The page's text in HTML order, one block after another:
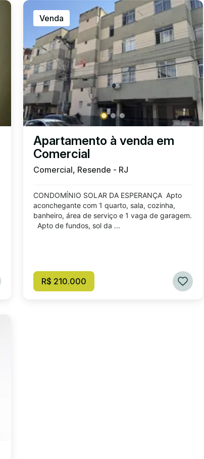
Venda
Apartamento à venda em
Comercial
Comercial, Resende - RJ
CONDOMÍNIO SOLAR DA ESPERANÇA Apto
aconchegante com 1 quarto, sala, cozinha,
banheiro, área de serviço e 1 vaga de garagem.
Apto de fundos, sol da ...
R$ 210.000